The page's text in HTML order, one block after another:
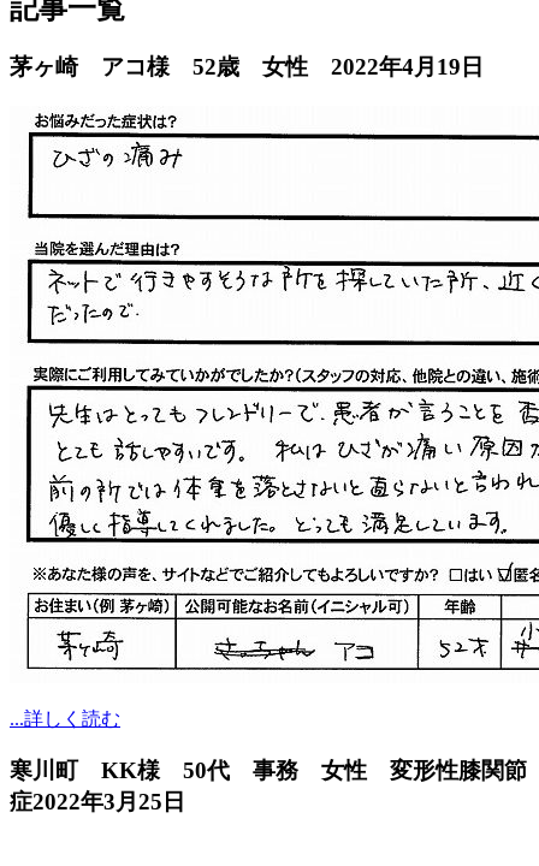
記事一覧
茅ヶ崎 アコ様 52歳 女性 2022年4月19日
...詳しく読む
寒川町 KK様 50代 事務 女性 変形性膝関節
症2022年3月25日